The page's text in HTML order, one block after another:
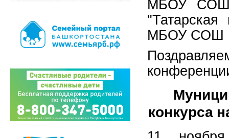
МБОУ
МБОУ СОШ
конкурса